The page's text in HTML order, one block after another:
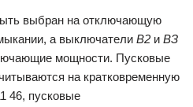
выбран на отключающую
а выключатели В2 и ВЗ
мощности. Пусковые
на кратковременную
46, пусковые